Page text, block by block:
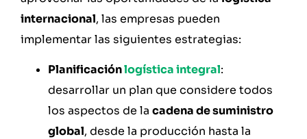
internacional, las empresas pueden
implementar las siguientes estrategias:
Planificaciónlogística integral:
desarrollar un plan que considere todos
los aspectos de la cadena de suministro
global, desde la producción hasta la